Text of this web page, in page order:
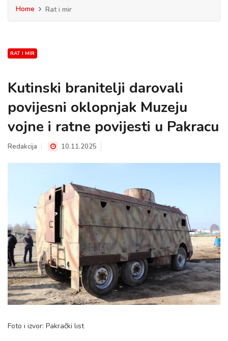
Home Rat i mir
RAT I MIR
Kutinski branitelji darovali
povijesni oklopnjak Muzeju
vojne i ratne povijesti u Pakracu
Redakcija 10.11.2025
Foto i izvor: Pakrački list